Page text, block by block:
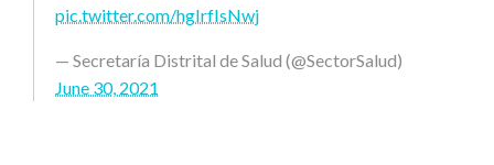
pic.twitter.com/hgIrfIsNwj
— Secretaría Distrital de Salud (@SectorSalud)
June 30, 2021